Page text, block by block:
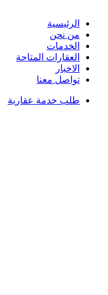
الرئيسية
من نحن
الخدمات
العقارات المتاحة
الاخبار
تواصل معنا
طلب خدمة عقارية